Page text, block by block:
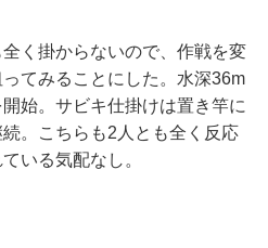
く掛からないので、作戦を変
てみることにした。水深36m
始。サビキ仕掛けは置き竿に
。こちらも2人とも全く反応
いる気配なし。